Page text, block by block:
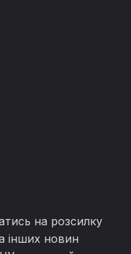
на розсилку
інших новин